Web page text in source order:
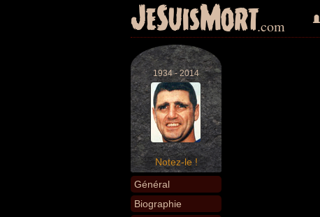
JeSuisMort.com
1934 - 2014
Notez-le !
Général
Biographie